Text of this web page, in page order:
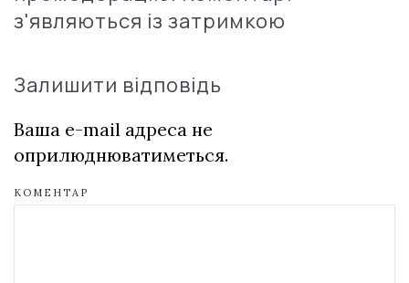
з'являються із затримкою
Залишити відповідь
Ваша e-mail адреса не
оприлюднюватиметься.
КОМЕНТАР